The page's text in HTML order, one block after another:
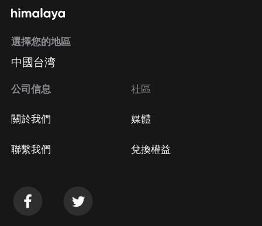
選擇您的地區
中國台湾
公司信息
關於我們
聯繫我們
社區
媒體
兌換權益